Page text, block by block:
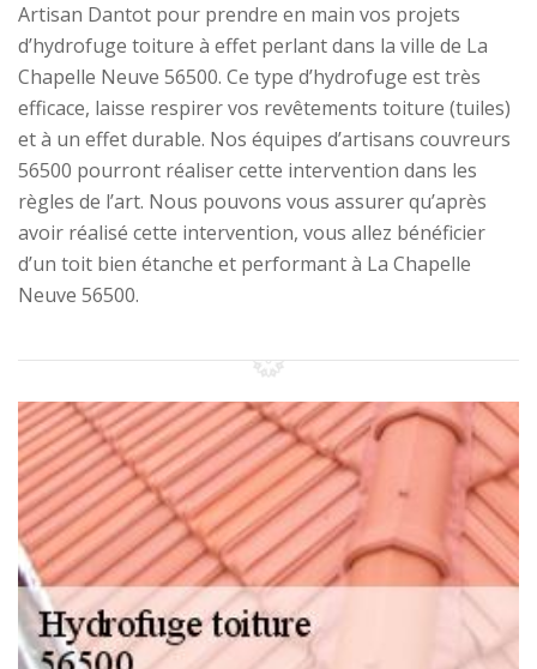
Artisan Dantot pour prendre en main vos projets
d’hydrofuge toiture à effet perlant dans la ville de La
Chapelle Neuve 56500. Ce type d’hydrofuge est très
efficace, laisse respirer vos revêtements toiture (tuiles)
et à un effet durable. Nos équipes d’artisans couvreurs
56500 pourront réaliser cette intervention dans les
règles de l’art. Nous pouvons vous assurer qu’après
avoir réalisé cette intervention, vous allez bénéficier
d’un toit bien étanche et performant à La Chapelle
Neuve 56500.